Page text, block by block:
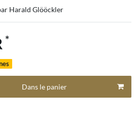
Harald Glööckler
*
Dans le panier